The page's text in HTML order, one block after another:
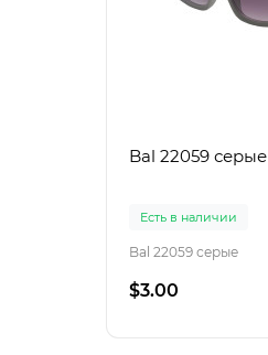
Bal 22059 серые
Есть в наличии
Bal 22059 серые
$3.00